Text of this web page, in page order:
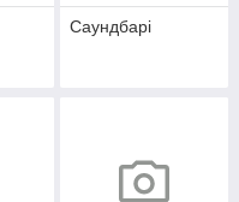
Саундбарі